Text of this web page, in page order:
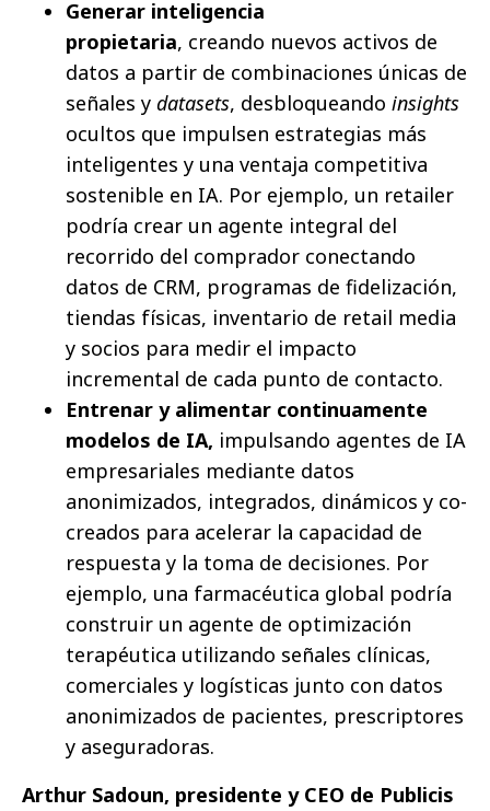
Generar inteligencia
propietaria, creando nuevos activos de
datos a partir de combinaciones únicas de
señales y datasets, desbloqueando insights
ocultos que impulsen estrategias más
inteligentes y una ventaja competitiva
sostenible en IA. Por ejemplo, un retailer
podría crear un agente integral del
recorrido del comprador conectando
datos de CRM, programas de fidelización,
tiendas físicas, inventario de retail media
y socios para medir el impacto
incremental de cada punto de contacto.
Entrenar y alimentar continuamente
modelos de IA, impulsando agentes de IA
empresariales mediante datos
anonimizados, integrados, dinámicos y co-
creados para acelerar la capacidad de
respuesta y la toma de decisiones. Por
ejemplo, una farmacéutica global podría
construir un agente de optimización
terapéutica utilizando señales clínicas,
comerciales y logísticas junto con datos
anonimizados de pacientes, prescriptores
y aseguradoras.
Arthur Sadoun, presidente y CEO de Publicis